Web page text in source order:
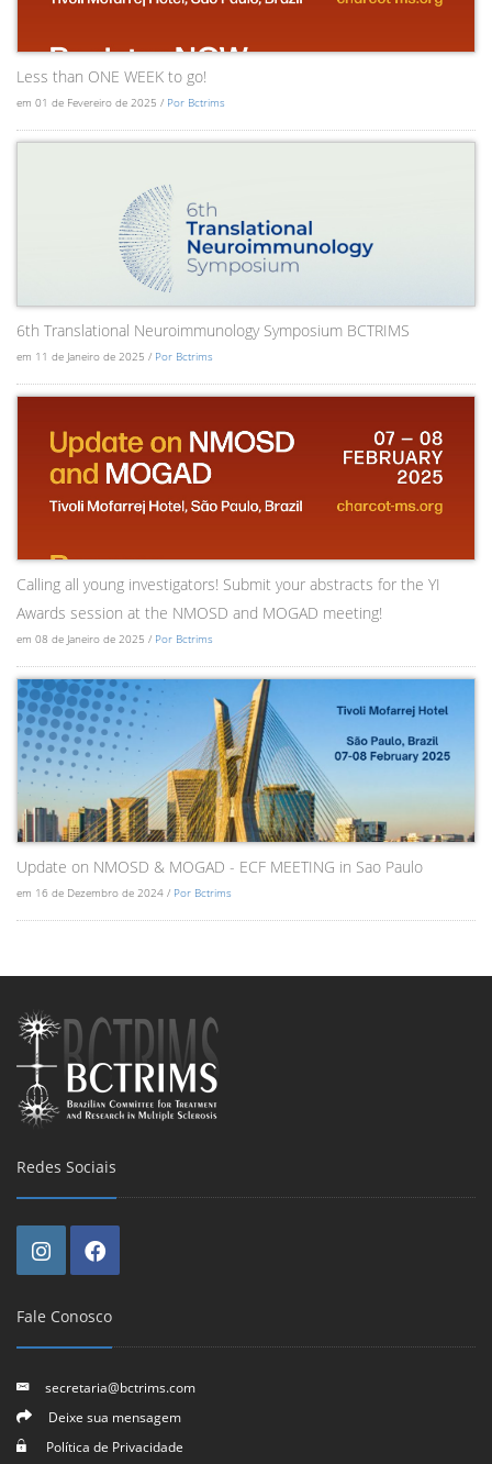
Less than ONE WEEK to go!
em 01 de Fevereiro de 2025 / Por Bctrims
6th Translational Neuroimmunology Symposium BCTRIMS
em 11 de Janeiro de 2025 / Por Bctrims
Calling all young investigators! Submit your abstracts for the YI
Awards session at the NMOSD and MOGAD meeting!
em 08 de Janeiro de 2025 / Por Bctrims
Update on NMOSD & MOGAD - ECF MEETING in Sao Paulo
em 16 de Dezembro de 2024 / Por Bctrims
Redes Sociais
Fale Conosco
secretaria@bctrims.com
Deixe sua mensagem
Política de Privacidade